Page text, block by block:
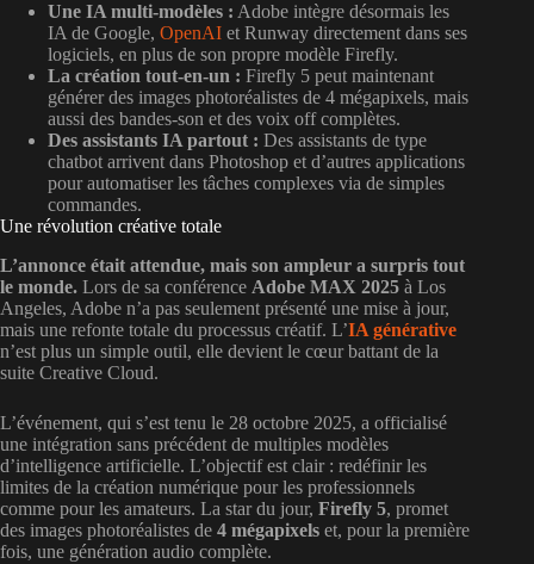
Une IA multi-modèles : Adobe intègre désormais les
IA de Google, OpenAI et Runway directement dans ses
logiciels, en plus de son propre modèle Firefly.
La création tout-en-un : Firefly 5 peut maintenant
générer des images photoréalistes de 4 mégapixels, mais
aussi des bandes-son et des voix off complètes.
Des assistants IA partout : Des assistants de type
chatbot arrivent dans Photoshop et d’autres applications
pour automatiser les tâches complexes via de simples
commandes.
Une révolution créative totale
L’annonce était attendue, mais son ampleur a surpris tout
le monde. Lors de sa conférence Adobe MAX 2025 à Los
Angeles, Adobe n’a pas seulement présenté une mise à jour,
mais une refonte totale du processus créatif. L’IA générative
n’est plus un simple outil, elle devient le cœur battant de la
suite Creative Cloud.
L’événement, qui s’est tenu le 28 octobre 2025, a officialisé
une intégration sans précédent de multiples modèles
d’intelligence artificielle. L’objectif est clair : redéfinir les
limites de la création numérique pour les professionnels
comme pour les amateurs. La star du jour, Firefly 5, promet
des images photoréalistes de 4 mégapixels et, pour la première
fois, une génération audio complète.